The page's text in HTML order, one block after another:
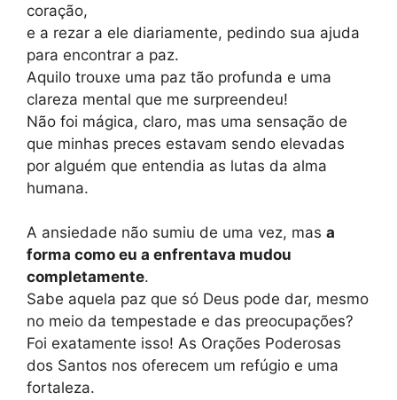
coração,
e a rezar a ele diariamente, pedindo sua ajuda
para encontrar a paz.
Aquilo trouxe uma paz tão profunda e uma
clareza mental que me surpreendeu!
Não foi mágica, claro, mas uma sensação de
que minhas preces estavam sendo elevadas
por alguém que entendia as lutas da alma
humana.
A ansiedade não sumiu de uma vez, mas a
forma como eu a enfrentava mudou
completamente.
Sabe aquela paz que só Deus pode dar, mesmo
no meio da tempestade e das preocupações?
Foi exatamente isso! As Orações Poderosas
dos Santos nos oferecem um refúgio e uma
fortaleza.